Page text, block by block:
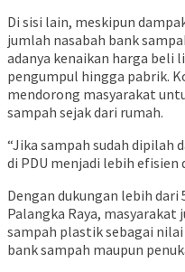
Di sisi lain, meskipun
jumlah nasabah bank
adanya kenaikan harga
pengumpul hingga pabrik.
mendorong masyarakat
sampah sejak dari rumah.
“Jika sampah sudah dipilah
di PDU menjadi lebih efisien
Dengan dukungan lebih
Palangka Raya,
sampah plastik sebagai
bank sampah maupun